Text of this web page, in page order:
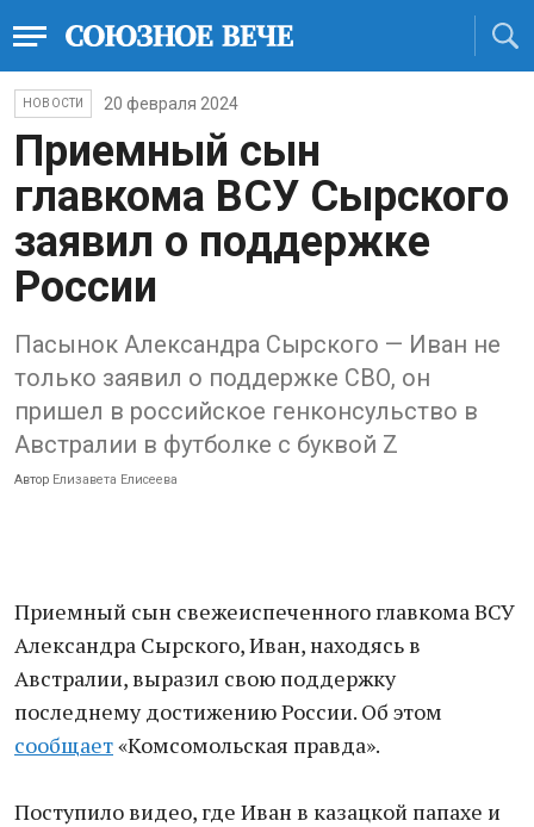
НОВОСТИ 20 февраля 2024
Приемный сын
главкома ВСУ Сырского
заявил о поддержке
России
Пасынок Александра Сырского — Иван не
только заявил о поддержке СВО, он
пришел в российское генконсульство в
Австралии в футболке с буквой Z
Автор Елизавета Елисеева
Приемный сын свежеиспеченного главкома ВСУ
Александра Сырского, Иван, находясь в
Австралии, выразил свою поддержку
последнему достижению России. Об этом
сообщает«Комсомольская правда».
Поступило видео, где Иван в казацкой папахе и